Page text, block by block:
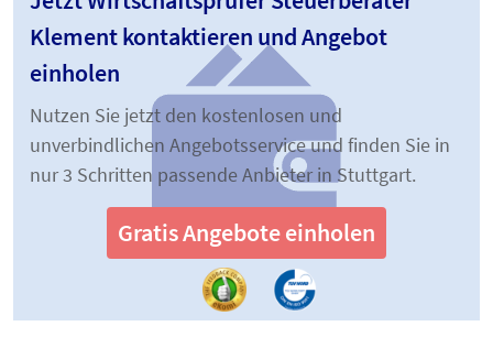
Klement kontaktieren und Angebot
einholen
Nutzen Sie jetzt den kostenlosen und
unverbindlichen Angebotsservice und finden Sie in
nur 3 Schritten passende Anbieter in Stuttgart.
Gratis Angebote einholen